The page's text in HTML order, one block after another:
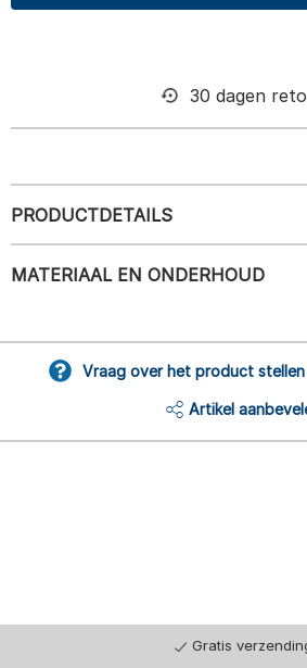
30 dagen
PRODUCTDETAILS
MATERIAAL EN ONDERHOUD
Vraag over het product
Artikel
Gratis